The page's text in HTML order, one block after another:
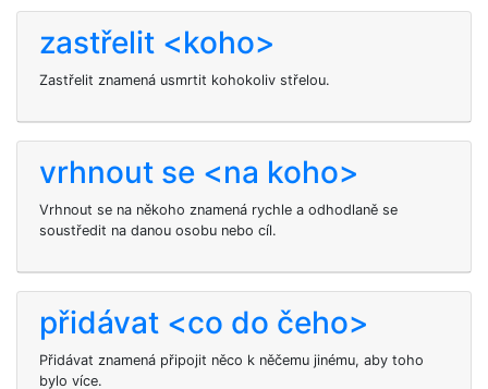
zastřelit <koho>
Zastřelit znamená usmrtit kohokoliv střelou.
vrhnout se <na koho>
Vrhnout se na někoho znamená rychle a odhodlaně se
soustředit na danou osobu nebo cíl.
přidávat <co do čeho>
Přidávat znamená připojit něco k něčemu jinému, aby toho
bylo více.